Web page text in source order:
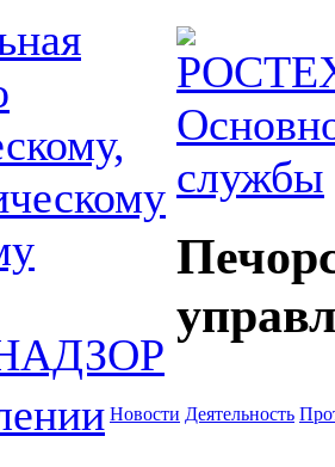
службы
Новости Деятельность